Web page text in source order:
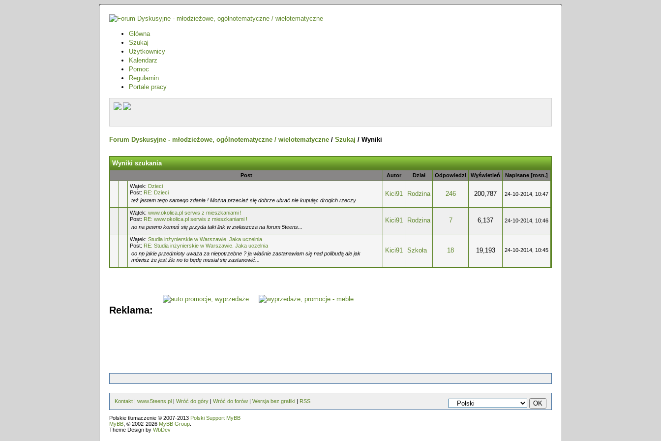
Główna
Szukaj
Użytkownicy
Kalendarz
Pomoc
Regulamin
Portale pracy
Forum Dyskusyjne - młodzieżowe, ogólnotematyczne / wielotematyczne / Szukaj / Wyniki
Wyniki szukania
Post Autor Dział Odpowiedzi Wyświetleń Napisane [rosn.]
Wątek: Dzieci
Post: RE: Dzieci
też jestem tego samego zdania ! Można przecież się dobrze ubrać nie kupując drogich rzeczy
Kici91 Rodzina 246 200,787 24-10-2014, 10:47
Wątek: www.okolica.pl serwis z mieszkaniami !
Post: RE: www.okolica.pl serwis z mieszkaniami !
no na pewno komuś się przyda taki link w zwłaszcza na forum 5teens...
Kici91 Rodzina 7 6,137 24-10-2014, 10:46
Wątek: Studia inżynierskie w Warszawie. Jaka uczelnia
Post: RE: Studia inżynierskie w Warszawie. Jaka uczelnia
oo np jakie przedmioty uważa za niepotrzebne ? ja właśnie zastanawiam się nad polibudą ale jak
mówisz że jest źle no to będę musiał się zastanowić...
Kici91 Szkoła 18 19,193 24-10-2014, 10:45
Reklama:
Kontakt | www.5teens.pl | Wróć do góry | Wróć do forów | Wersja bez grafiki | RSS
Polskie tłumaczenie © 2007-2013 Polski Support MyBB
MyBB , © 2002-2026 MyBB Group
Theme Design by WbDev